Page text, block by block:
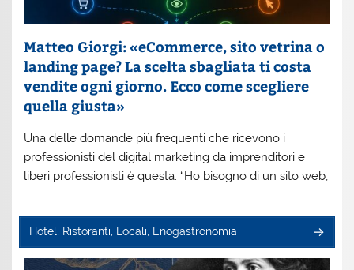
Matteo Giorgi: «eCommerce, sito vetrina o
landing page? La scelta sbagliata ti costa
vendite ogni giorno. Ecco come scegliere
quella giusta»
Una delle domande più frequenti che ricevono i
professionisti del digital marketing da imprenditori e
liberi professionisti è questa: “Ho bisogno di un sito web,
Hotel, Ristoranti, Locali, Enogastronomia